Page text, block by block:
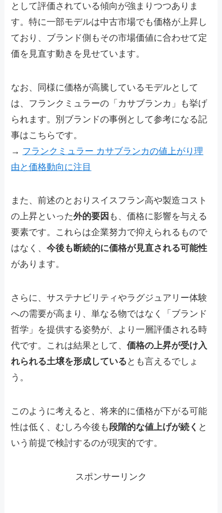
として評価されている傾向が強まりつつありま
す。特に一部モデルは中古市場でも価格が上昇し
ており、ブランド側もその市場価値に合わせて定
価を見直す動きを見せています。
なお、同様に価格が高騰しているモデルとして
は、フランクミュラーの「カサブランカ」も挙げ
られます。別ブランドの事例として参考になる記
事はこちらです。
→ フランクミュラー カサブランカの値上がり理
由と価格動向に注目
また、前述のとおりスイスフラン高や製造コスト
の上昇といった外的要因 も、価格に影響を与える
要素です。これらは企業努力で抑えられるもので
はなく、今後も断続的に価格が見直される可能性
があります。
さらに、サステナビリティやラグジュアリー体験
への需要が高まり、単なる物ではなく「ブランド
哲学」を提供する姿勢が、より一層評価される時
代です。これは結果として、価格の上昇が受け入
れられる土壌を形成している とも言えるでしょ
う。
このように考えると、将来的に価格が下がる可能
性は低く、むしろ今後も段階的な値上げが続く と
いう前提で検討するのが現実的です。
スポンサーリンク